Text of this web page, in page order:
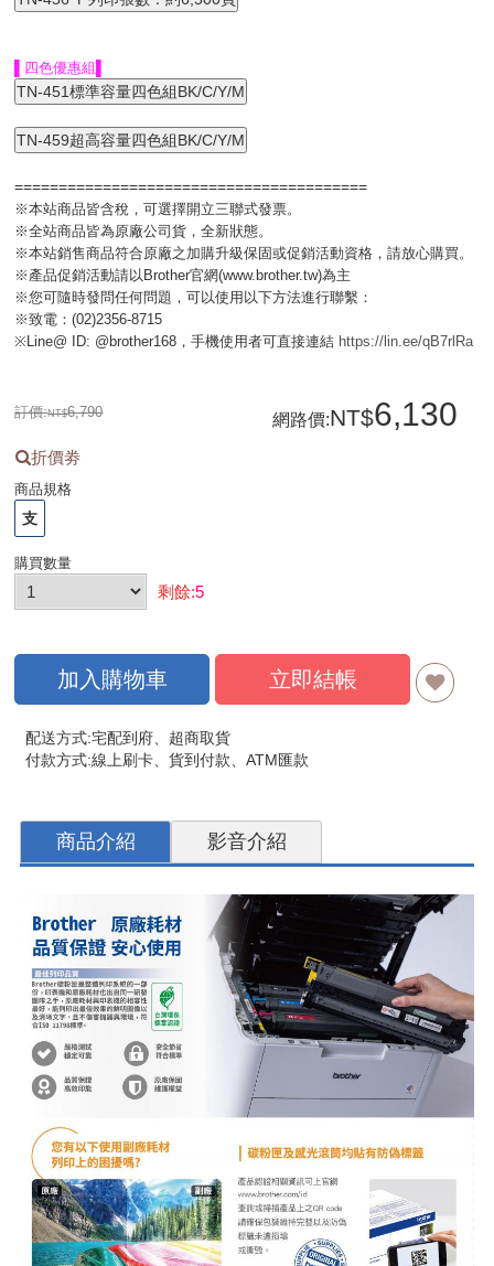
▌四色優惠組▌
========================================
※本站商品皆含稅，可選擇開立三聯式發票。
※全站商品皆為原廠公司貨，全新狀態。
※本站銷售商品符合原廠之加購升級保固或促銷活動資格，請放心購買。
※產品促銷活動請以Brother官網(www.brother.tw)為主
※您可隨時發問任何問題，可以使用以下方法進行聯繫：
※致電：(02)2356-8715
※Line@ ID: @brother168，手機使用者可直接連結 https://lin.ee/qB7rlRa
訂價: 6,790 網路價: 6,130
折價劵
商品規格
支
購買數量
剩餘:5
加入購物車 立即結帳
配送方式:宅配到府、超商取貨
付款方式:線上刷卡、貨到付款、ATM匯款
商品介紹 影音介紹